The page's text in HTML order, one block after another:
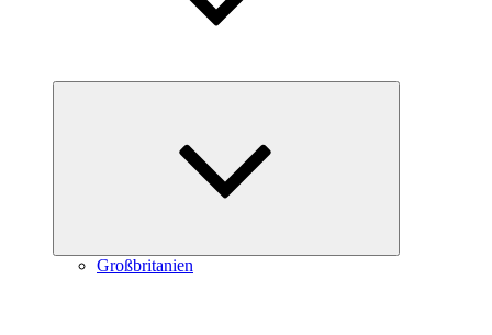
Großbritanien